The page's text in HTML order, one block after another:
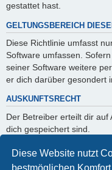
Diese Website nutzt
bestmöglichen
gestattet hast.
GELTUNGSBEREICH
Diese Richtlinie umfasst
Software umfassen.
seiner Software weitere
er dich darüber gesondert
AUSKUNFTSRECHT
Der Betreiber erteilt dir auf
dich gespeichert sind.
Du kannst jederzeit die
verlangen. Kontaktiere